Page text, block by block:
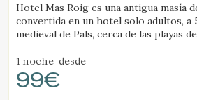
Hotel Mas Roig es una antigua masía
convertida en un hotel solo adultos, a
medieval de Pals, cerca de las playas
1 noche desde
99€